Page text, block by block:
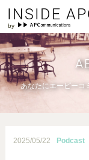
INSIDE
あなたにエーピーコ
2025/05/22 Podcast